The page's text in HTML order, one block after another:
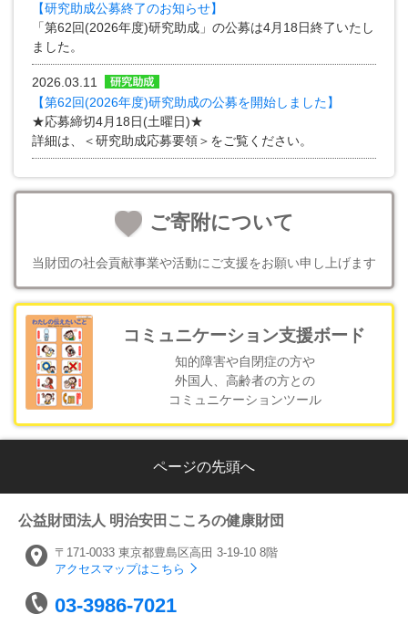
【研究助成公募終了のお知らせ】
「第62回(2026年度)研究助成」の公募は4月18日終了いたし
ました。
2026.03.11
【第62回(2026年度)研究助成の公募を開始しました】
★応募締切4月18日(土曜日)★
詳細は、＜研究助成応募要領＞をご覧ください。
ご寄附について
当財団の社会貢献事業や活動に ご支援をお願い申し上げます
コミュニケーション支援ボード
知的障害や自閉症の方や
外国人、高齢者の方との
コミュニケーションツール
ページの先頭へ
公益財団法人 明治安田こころの健康財団
〒171-0033 東京都豊島区高田 3-19-10 8階
アクセスマップはこちら
03-3986-7021